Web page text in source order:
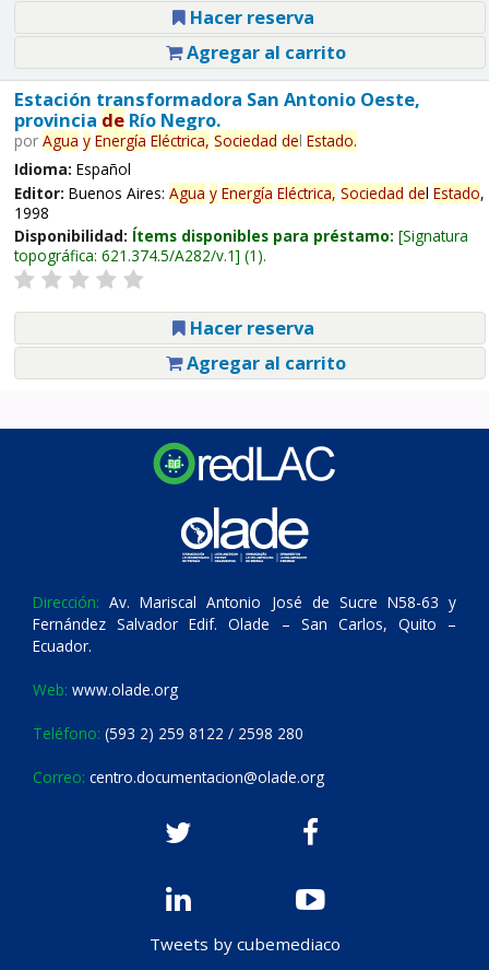
Hacer reserva
Agregar al carrito
Estación transformadora San Antonio Oeste,
provincia deRío Negro.
por Agua y Energía Eléctrica, Sociedad del Estado.
Idioma: Español
Editor: Buenos Aires: Agua y Energía Eléctrica, Sociedad del Estado,
1998
Disponibilidad: Ítems disponibles para préstamo: Signatura
topográfica: 621.374.5/A282/v.1 (1).
Hacer reserva
Agregar al carrito
Dirección: Av. Mariscal Antonio José de Sucre N58-63 y
Fernández Salvador Edif. Olade – San Carlos, Quito –
Ecuador.
Web: www.olade.org
Teléfono: (593 2) 259 8122 / 2598 280
Correo: centro.documentacion@olade.org
Tweets by cubemediaco